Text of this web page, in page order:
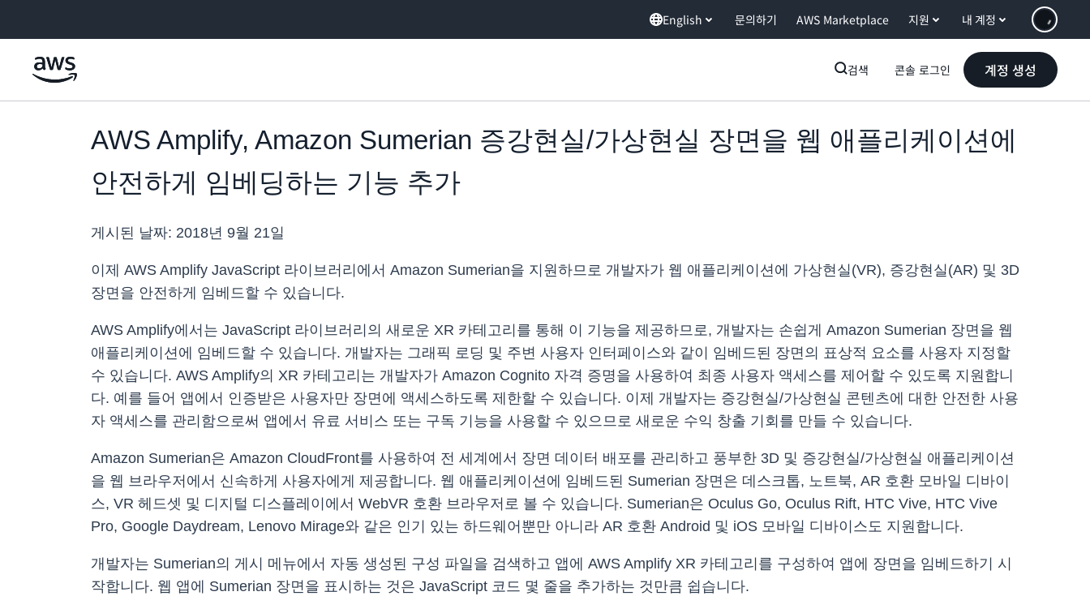
English 문의하기 AWS Marketplace 지원 내 계정
검색 콘솔 로그인 계정 생성
AWS Amplify, Amazon Sumerian 증강현실/가상현실 장면을 웹 애플리케이션에
안전하게 임베딩하는 기능 추가
게시된 날짜: 2018년 9월 21일
이제 AWS Amplify JavaScript 라이브러리에서 Amazon Sumerian을 지원하므로 개발자가 웹 애플리케이션에 가상현실(VR), 증강현실(AR) 및 3D
장면을 안전하게 임베드할 수 있습니다.
AWS Amplify에서는 JavaScript 라이브러리의 새로운 XR 카테고리를 통해 이 기능을 제공하므로, 개발자는 손쉽게 Amazon Sumerian 장면을 웹
애플리케이션에 임베드할 수 있습니다. 개발자는 그래픽 로딩 및 주변 사용자 인터페이스와 같이 임베드된 장면의 표상적 요소를 사용자 지정할
수 있습니다. AWS Amplify의 XR 카테고리는 개발자가 Amazon Cognito 자격 증명을 사용하여 최종 사용자 액세스를 제어할 수 있도록 지원합니
다. 예를 들어 앱에서 인증받은 사용자만 장면에 액세스하도록 제한할 수 있습니다. 이제 개발자는 증강현실/가상현실 콘텐츠에 대한 안전한 사용
자 액세스를 관리함으로써 앱에서 유료 서비스 또는 구독 기능을 사용할 수 있으므로 새로운 수익 창출 기회를 만들 수 있습니다.
Amazon Sumerian은 Amazon CloudFront를 사용하여 전 세계에서 장면 데이터 배포를 관리하고 풍부한 3D 및 증강현실/가상현실 애플리케이션
을 웹 브라우저에서 신속하게 사용자에게 제공합니다. 웹 애플리케이션에 임베드된 Sumerian 장면은 데스크톱, 노트북, AR 호환 모바일 디바이
스, VR 헤드셋 및 디지털 디스플레이에서 WebVR 호환 브라우저로 볼 수 있습니다. Sumerian은 Oculus Go, Oculus Rift, HTC Vive, HTC Vive
Pro, Google Daydream, Lenovo Mirage와 같은 인기 있는 하드웨어뿐만 아니라 AR 호환 Android 및 iOS 모바일 디바이스도 지원합니다.
개발자는 Sumerian의 게시 메뉴에서 자동 생성된 구성 파일을 검색하고 앱에 AWS Amplify XR 카테고리를 구성하여 앱에 장면을 임베드하기 시
작합니다. 웹 앱에 Sumerian 장면을 표시하는 것은 JavaScript 코드 몇 줄을 추가하는 것만큼 쉽습니다.